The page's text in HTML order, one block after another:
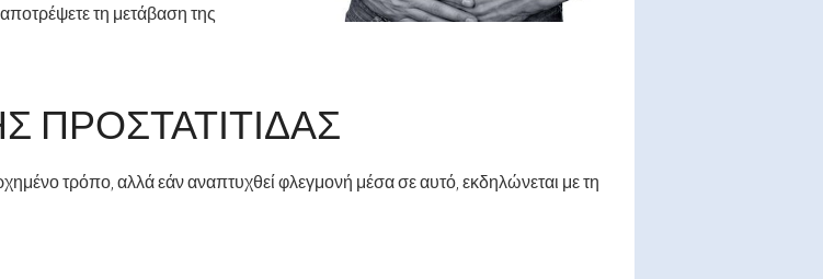
τη μετάβαση της
ΠΡΟΣΤΑΤΊΤΙΔΑΣ
τρόπο, αλλά εάν αναπτυχθεί φλεγμονή μέσα σε αυτό, εκδηλώνεται με τη